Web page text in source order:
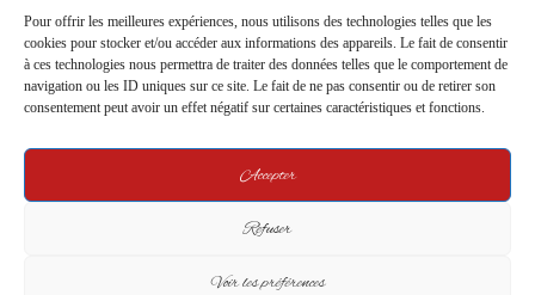
Pour offrir les meilleures expériences, nous utilisons des technologies telles que les
cookies pour stocker et/ou accéder aux informations des appareils. Le fait de consentir
à ces technologies nous permettra de traiter des données telles que le comportement de
navigation ou les ID uniques sur ce site. Le fait de ne pas consentir ou de retirer son
consentement peut avoir un effet négatif sur certaines caractéristiques et fonctions.
Accepter
Refuser
Voir les préférences
Renforcement des compétences
administrer un groupe en ligne,